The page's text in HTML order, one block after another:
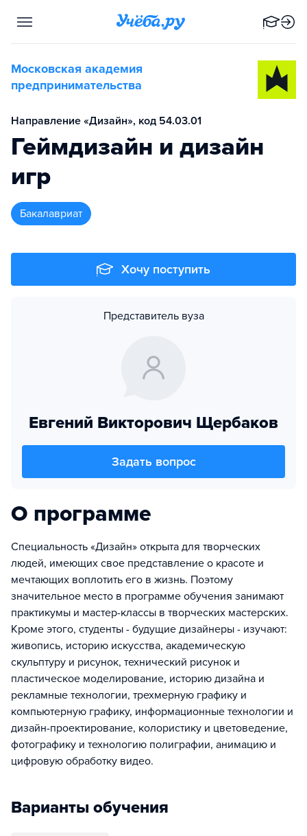
Московская академия
предпринимательства
Направление «Дизайн», код 54.03.01
Геймдизайн и дизайн
игр
бакалавриат
Хочу поступить
Представитель вуза
Евгений Викторович Щербаков
Задать вопрос
О программе
Специальность «Дизайн» открыта для творческих
людей, имеющих свое представление о красоте и
мечтающих воплотить его в жизнь. Поэтому
значительное место в программе обучения занимают
практикумы и мастер-классы в творческих мастерских.
Кроме этого, студенты - будущие дизайнеры - изучают:
живопись, историю искусства, академическую
скульптуру и рисунок, технический рисунок и
пластическое моделирование, историю дизайна и
рекламные технологии, трехмерную графику и
компьютерную графику, информационные технологии и
дизайн-проектирование, колористику и цветоведение,
фотографику и технологию полиграфии, анимацию и
цифровую обработку видео.
Варианты обучения